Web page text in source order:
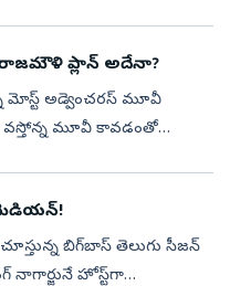
ప్లాన్ అదేనా?
అడ్వెంచరస్ మూవీ
మూవీ కావడంతో
బిగ్‌బాస్‌ తెలుగు సీజన్‌